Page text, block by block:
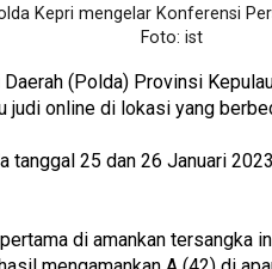
Kepri mengelar Konferensi
Foto: ist
(Polda) Provinsi
judi online di lokasi yang
tanggal 25 dan 26 Januari
di amankan tersangka